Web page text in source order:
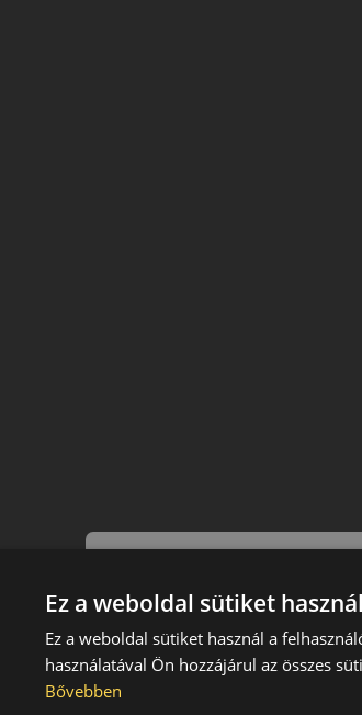
Ez a weboldal sütiket használ
Ez a weboldal sütiket használ a
használatával Ön hozzájárul az összes
Bővebben